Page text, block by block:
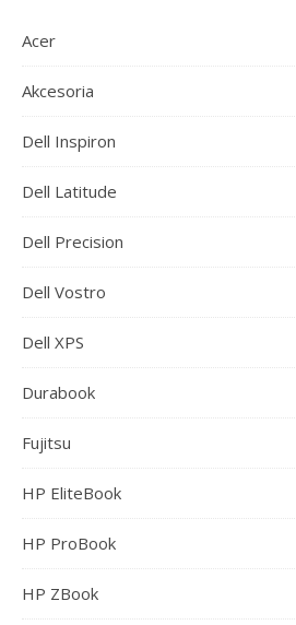
Acer
Akcesoria
Dell Inspiron
Dell Latitude
Dell Precision
Dell Vostro
Dell XPS
Durabook
Fujitsu
HP EliteBook
HP ProBook
HP ZBook